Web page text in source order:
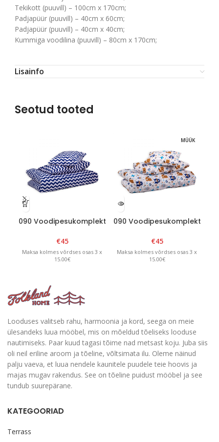
Tekikott (puuvill) – 100cm x 170cm;
Padjapüür (puuvill) – 40cm x 60cm;
Padjapüür (puuvill) – 40cm x 40cm;
Kummiga voodilina (puuvill) – 80cm x 170cm;
Lisainfo
Seotud tooted
090 Voodipesukomplekt
€45
Maksa kolmes võrdses osas 3 x
15.00€
MÜÜK
090 Voodipesukomplekt
€45
Maksa kolmes võrdses osas 3 x
15.00€
Looduses valitseb rahu, harmoonia ja kord, seega on meie
ülesandeks luua mööbel, mis on mõeldud tõeliseks looduse
nautimiseks. Paar kuud tagasi tõime nad metsast koju. Juba siis
oli neil eriline aroom ja tõeline, võltsimata ilu. Oleme näinud
palju vaeva, et luua nendele kaunitele puudele teie hoovis ja
majas mugav rakendus. See on tõeline puidust mööbel ja see
tundub suurepärane.
KATEGOORIAD
Terrass